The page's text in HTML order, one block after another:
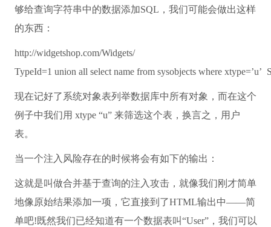
够给查询字符串中的数据添加SQL，我们可能会做出这样
的东西：
http://widgetshop.com/Widgets/
TypeId=1 union all select name fromsysobjects wherextype=’u’
现在记好了系统对象表列举数据库中所有对象，而在这个
例子中我们用 xtype “u” 来筛选这个表，换言之，用户
表。
当一个注入风险存在的时候将会有如下的输出：
这就是叫做合并基于查询的注入攻击，就像我们刚才简单
地像原始结果添加一项，它直接到了HTML输出中——简
单吧!既然我们已经知道有一个数据表叫“User”，我们可以